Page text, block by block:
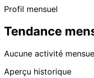
Profil mensuel
Tendance
Aucune activité
Aperçu historique